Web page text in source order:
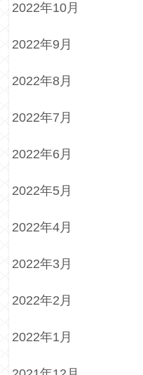
2022年10月
2022年9月
2022年8月
2022年7月
2022年6月
2022年5月
2022年4月
2022年3月
2022年2月
2022年1月